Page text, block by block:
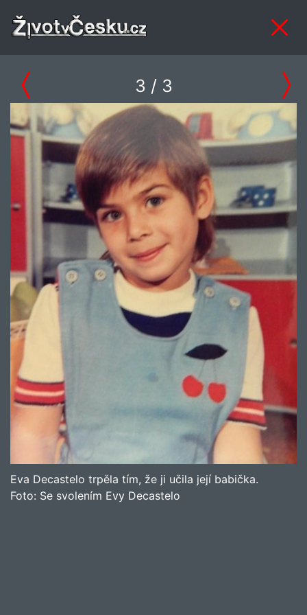
3 / 3
Eva Decastelo trpěla tím, že ji učila její babička.
Foto: Se svolením Evy Decastelo